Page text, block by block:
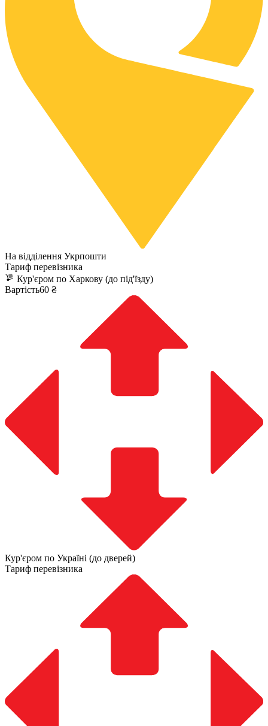
На відділення Укрпошти
Тариф перевізника
Кур'єром по Харкову (до під'їзду)
Вартість60 ₴
Кур'єром по Україні (до дверей)
Тариф перевізника